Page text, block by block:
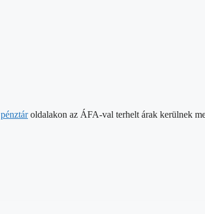
pénztároldalakon az ÁFA-val terhelt árak kerülnek